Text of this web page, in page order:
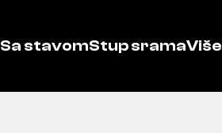
Sa stavomStup sramaViše